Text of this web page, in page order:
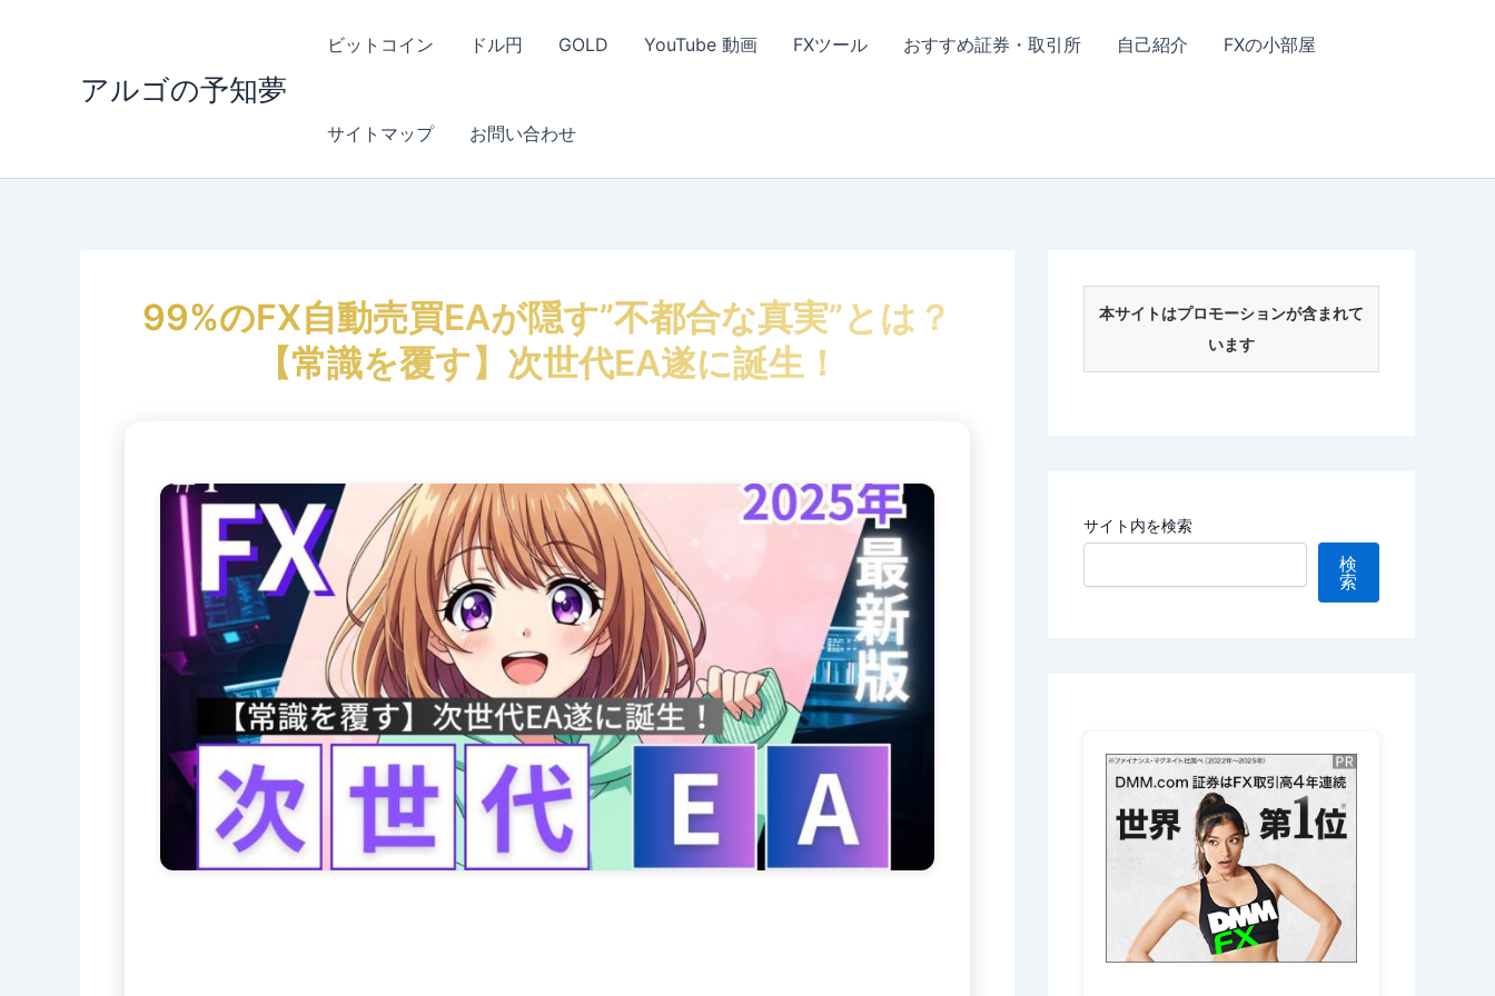
プ
アルゴの予知夢
ビットコイン ドル円 GOLD YouTube 動画 FXツール おすすめ証券・取引所 自己紹介 FXの小部屋
サイトマップ お問い合わせ
99%のFX自動売買EAが隠す”不都合な真実”とは？
【常識を覆す】次世代EA遂に誕生！
本サイトはプロモーションが含まれて
います
サイト内を検索
検
索